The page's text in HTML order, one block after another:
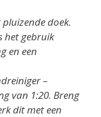
doek.
het gebruik
en een
–
van 1:20. Breng
dit met een